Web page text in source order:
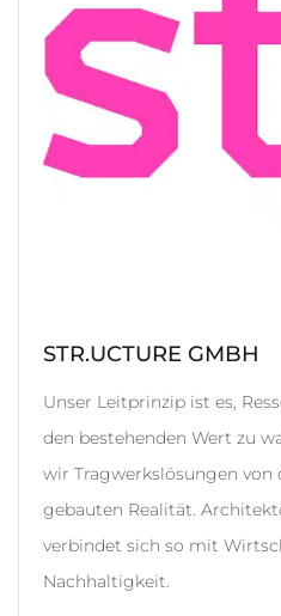
STR.UCTURE GMBH
Unser Leitprinzip ist es,
den bestehenden Wert zu
wir Tragwerkslösungen von
gebauten Realität.
verbindet sich so mit
Nachhaltigkeit.